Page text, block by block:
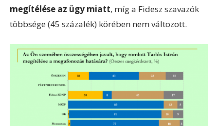
megítélése az ügy miatt, míg a Fidesz szavazók
többsége (45 százalék) körében nem változott.